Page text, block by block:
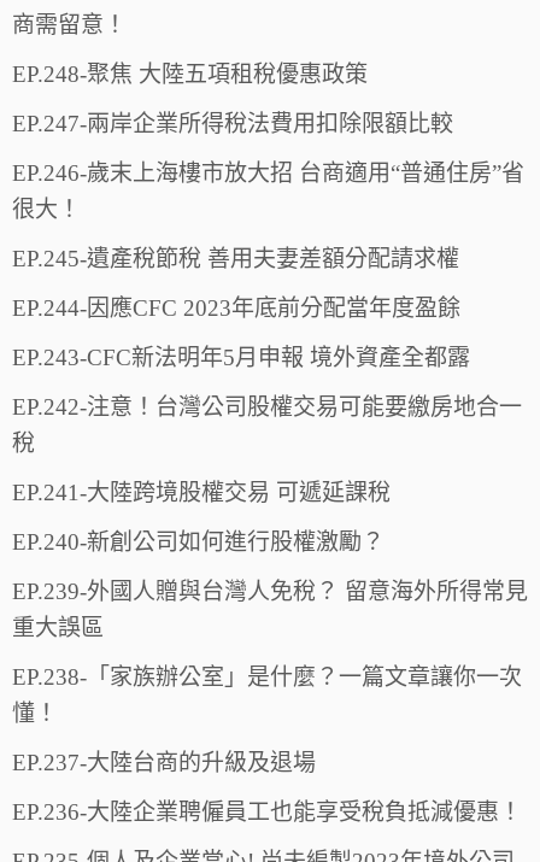
商需留意！
EP.248-聚焦 大陸五項租稅優惠政策
EP.247-兩岸企業所得稅法費用扣除限額比較
EP.246-歲末上海樓市放大招 台商適用“普通住房”省
很大！
EP.245-遺產稅節稅 善用夫妻差額分配請求權
EP.244-因應CFC 2023年底前分配當年度盈餘
EP.243-CFC新法明年5月申報 境外資產全都露
EP.242-注意！台灣公司股權交易可能要繳房地合一
稅
EP.241-大陸跨境股權交易 可遞延課稅
EP.240-新創公司如何進行股權激勵？
EP.239-外國人贈與台灣人免稅？ 留意海外所得常見
重大誤區
EP.238-「家族辦公室」是什麼？一篇文章讓你一次
懂！
EP.237-大陸台商的升級及退場
EP.236-大陸企業聘僱員工也能享受稅負抵減優惠！